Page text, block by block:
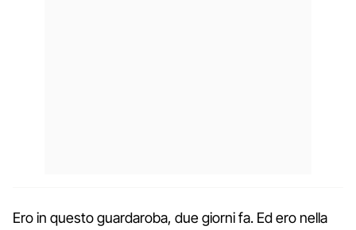
Ero in questo guardaroba, due giorni fa. Ed ero nella